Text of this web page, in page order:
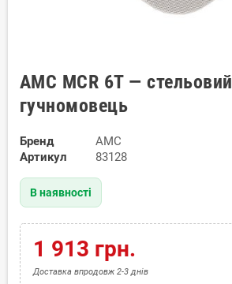
AMC MCR 6T — стельовий
гучномовець
Бренд
AMC
Артикул
83128
В наявності
1 913 грн.
Доставка впродовж 2-3 днів